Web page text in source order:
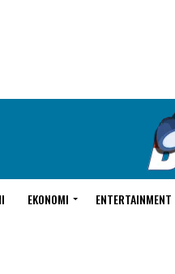
EKONOMI ENTERTAINMENT